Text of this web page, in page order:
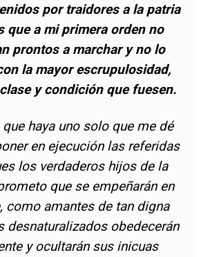
por traidores a la patria
que a mi primera orden no
prontos a marchar y no lo
la mayor escrupulosidad,
y condición que fuesen.
haya uno solo que me dé
en ejecución las referidas
los verdaderos hijos de la
que se empeñarán en
como amantes de tan digna
desnaturalizados obedecerán
y ocultarán sus inicuas